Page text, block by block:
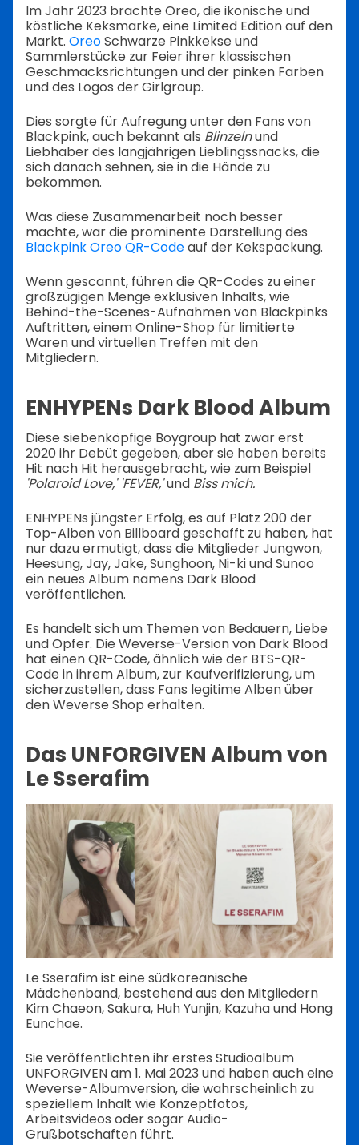
Im Jahr 2023 brachte Oreo, die ikonische und
köstliche Keksmarke, eine Limited Edition auf den
Markt. OreoSchwarze Pinkkekse und
Sammlerstücke zur Feier ihrer klassischen
Geschmacksrichtungen und der pinken Farben
und des Logos der Girlgroup.
Dies sorgte für Aufregung unter den Fans von
Blackpink, auch bekannt als Blinzelnund
Liebhaber des langjährigen Lieblingssnacks, die
sich danach sehnen, sie in die Hände zu
bekommen.
Was diese Zusammenarbeit noch besser
machte, war die prominente Darstellung des
Blackpink Oreo QR-Codeauf der Kekspackung.
Wenn gescannt, führen die QR-Codes zu einer
großzügigen Menge exklusiven Inhalts, wie
Behind-the-Scenes-Aufnahmen von Blackpinks
Auftritten, einem Online-Shop für limitierte
Waren und virtuellen Treffen mit den
Mitgliedern.
ENHYPENs Dark Blood Album
Diese siebenköpfige Boygroup hat zwar erst
2020 ihr Debüt gegeben, aber sie haben bereits
Hit nach Hit herausgebracht, wie zum Beispiel
'Polaroid Love,' 'FEVER,'und Biss mich.
ENHYPENs jüngster Erfolg, es auf Platz 200 der
Top-Alben von Billboard geschafft zu haben, hat
nur dazu ermutigt, dass die Mitglieder Jungwon,
Heesung, Jay, Jake, Sunghoon, Ni-ki und Sunoo
ein neues Album namens Dark Blood
veröffentlichen.
Es handelt sich um Themen von Bedauern, Liebe
und Opfer. Die Weverse-Version von Dark Blood
hat einen QR-Code, ähnlich wie der BTS-QR-
Code in ihrem Album, zur Kaufverifizierung, um
sicherzustellen, dass Fans legitime Alben über
den Weverse Shop erhalten.
Das UNFORGIVEN Album von
Le Sserafim
Le Sserafim ist eine südkoreanische
Mädchenband, bestehend aus den Mitgliedern
Kim Chaeon, Sakura, Huh Yunjin, Kazuha und Hong
Eunchae.
Sie veröffentlichten ihr erstes Studioalbum
UNFORGIVEN am 1. Mai 2023 und haben auch eine
Weverse-Albumversion, die wahrscheinlich zu
speziellem Inhalt wie Konzeptfotos,
Arbeitsvideos oder sogar Audio-
Grußbotschaften führt.